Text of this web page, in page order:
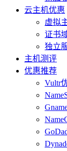
云主机优惠
虚拟
证书
独立
主机测评
优惠推荐
Vultr